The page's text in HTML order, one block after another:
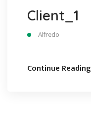
Client_1
Alfredo
Continue Reading